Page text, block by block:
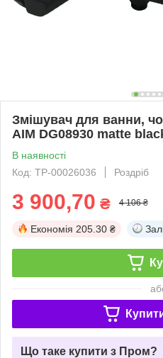
Змішувач для ванни,
AIM DG08930 matte
В наявності
Код: ТР-00026036
Роздріб
3 900,70 ₴ 4 106 ₴
Економія 205.30 ₴
Що таке купити з Пром?